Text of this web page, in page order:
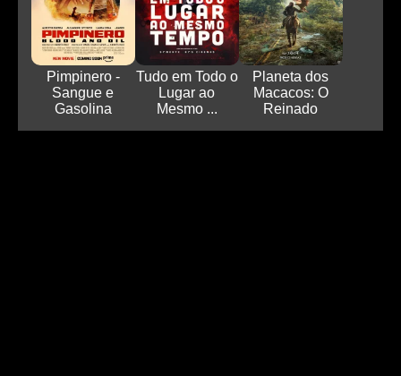
Pimpinero -
Sangue e
Gasolina
Tudo em Todo o
Lugar ao
Mesmo ...
Planeta dos
Macacos: O
Reinado